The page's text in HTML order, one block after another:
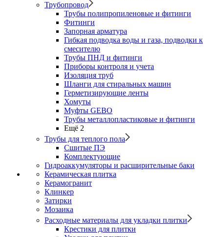
Трубопровод
Трубы полипропиленовые и фитинги
Фитинги
Запорная арматура
Гибкая подводка воды и газа, подводки к
смесителю
Трубы ПНД и фитинги
Приборы контроля и учета
Изоляция труб
Шланги для стиральных машин
Герметизирующие ленты
Хомуты
Муфты GEBO
Трубы металлопластиковые и фитинги
Ещё 2
Трубы для теплого пола
Сшитые ПЭ
Комплектующие
Гидроаккумуляторы и расширительные баки
Керамическая плитка
Керамогранит
Клинкер
Затирки
Мозаика
Расходные материалы для укладки плитки
Крестики для плитки